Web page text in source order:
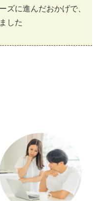
ズに進んだおかげで、
した